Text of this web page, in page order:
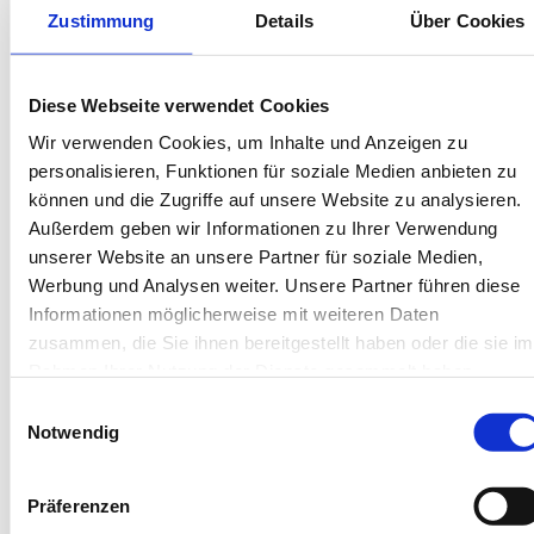
Zustimmung Details Über Cookies
Diese Webseite verwendet Cookies
Wir verwenden Cookies, um Inhalte und Anzeigen zu
personalisieren, Funktionen für soziale Medien anbieten zu
können und die Zugriffe auf unsere Website zu analysieren.
Außerdem geben wir Informationen zu Ihrer Verwendung
unserer Website an unsere Partner für soziale Medien,
Werbung und Analysen weiter. Unsere Partner führen diese
Informationen möglicherweise mit weiteren Daten
zusammen, die Sie ihnen bereitgestellt haben oder die sie im
Notwendig
Präferenzen
Wäschepakete inklusive
Gäste-App mit digitalen Bonusprogrammen
Kaapdelle 22, 26757 Borkum
Objekt-Nr.: 4570001
Diese Unterkunft teilen:
Ihnen auch gefallen